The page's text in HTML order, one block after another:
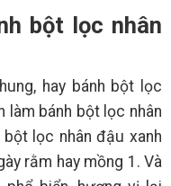
bột lọc nhân
hay bánh bột lọc
làm bánh bột lọc nhân
lọc nhân đậu xanh
rằm hay mồng 1. Và